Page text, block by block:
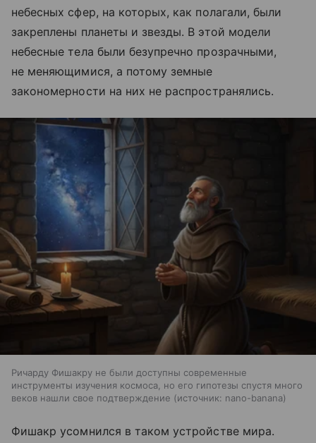
небесных сфер, на которых, как полагали, были
закреплены планеты и звезды. В этой модели
небесные тела были безупречно прозрачными,
не меняющимися, а потому земные
закономерности на них не распространялись.
Ричарду Фишакру не были доступны современные
инструменты изучения космоса, но его гипотезы спустя много
веков нашли свое подтверждение
источник: nano-banana
Фишакр усомнился в таком устройстве мира.